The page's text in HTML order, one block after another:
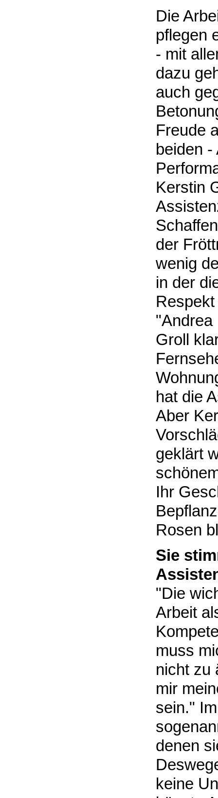
Die
pflegen
- mit
dazu
auch
Freude
beiden -
Kerstin
der
wenig
in der
"Andrea
Groll
hat die
Aber
geklärt
Ihr
Rosen
Sie
"Die
Arbeit
muss
nicht zu
mir
sein."
denen
keine